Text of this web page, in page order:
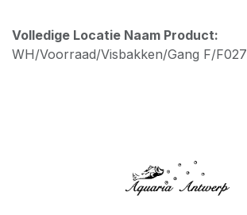
Volledige Locatie Naam Product:
WH/Voorraad/Visbakken/Gang F/F027